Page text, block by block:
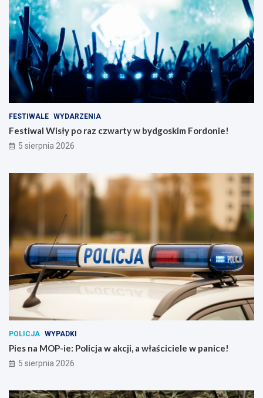
FESTIWALE WYDARZENIA
Festiwal Wisły po raz czwarty w bydgoskim Fordonie!
5 sierpnia 2026
POLICJA WYPADKI
Pies na MOP-ie: Policja w akcji, a właściciele w panice!
5 sierpnia 2026